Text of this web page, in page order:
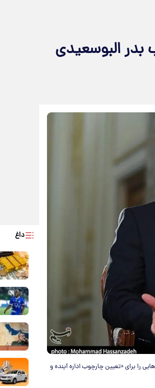
بدر البوسعیدی
را برای «تعیین چارچوب اداره آینده و
داغ